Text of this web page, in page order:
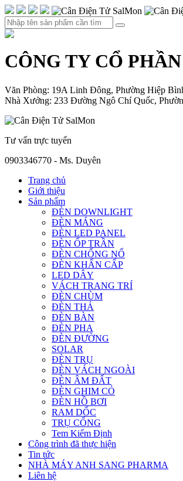
CÔNG TY CỔ
Văn Phòng: 19A Linh Đông, Phường Hiệp
Nhà Xưởng: 233 Đường Ngô Chí Quốc,
Tư vấn trực tuyến
0903346770 - Ms. Duyên
Trang chủ
Giới thiệu
Sản phẩm
ĐÈN DOWNLIGHT
ĐÈN MÁNG
ĐÈN LED PANEL
ĐÈN ỐP TRẦN
ĐÈN CHỐNG NỔ
ĐÈN KHẨN CẤP
LED DÂY
VÁCH TRANG TRÍ
ĐÈN CHÙM
ĐÈN THẢ
ĐÈN BÀN
ĐÈN PHA
ĐÈN ĐƯỜNG
SOLAR
ĐÈN TRỤ
ĐÈN VÁCH NGOÀI
ĐÈN ÂM ĐẤT
ĐÈN GHIM CỎ
ĐÈN HỒ BƠI
RAM DỐC
TRỤ CỔNG
Tem Kiểm Định
Công trình đã thực hiện
Tin tức
NHÀ MÁY ANH SANG PHARMA
Liên hệ